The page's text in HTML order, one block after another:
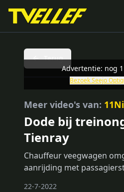
Terug
Advertentie: nog
BezoekSeejo
Meer video's van:
Dode bij
Tienray
Chauffeur veegwagen
aanrijding met
22-7-2022